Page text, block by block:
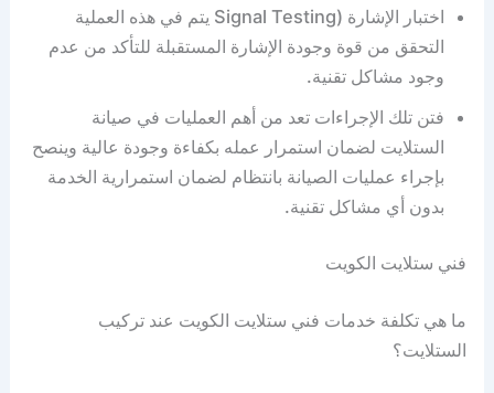
اختبار الإشارة (Signal Testing يتم في هذه العملية
التحقق من قوة وجودة الإشارة المستقبلة للتأكد من عدم
وجود مشاكل تقنية.
فتن تلك الإجراءات تعد من أهم العمليات في صيانة
الستلايت لضمان استمرار عمله بكفاءة وجودة عالية وينصح
بإجراء عمليات الصيانة بانتظام لضمان استمرارية الخدمة
بدون أي مشاكل تقنية.
فني ستلايت الكويت
ما هي تكلفة خدمات فني ستلايت الكويت عند تركيب
الستلايت؟